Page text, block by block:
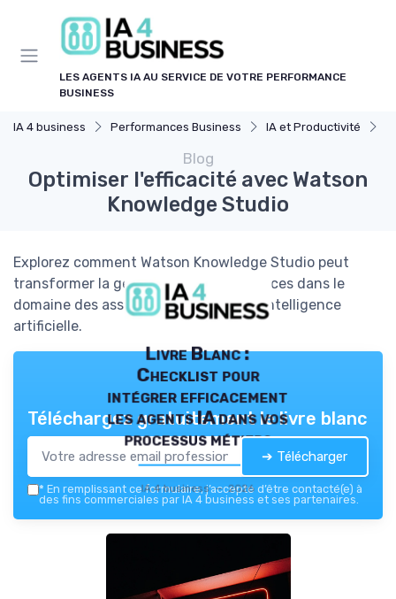
LES AGENTS IA AU SERVICE DE VOTRE PERFORMANCE
BUSINESS
IA 4 business Performances Business IA et Productivité
Blog
Optimiser l'efficacité avec Watson
Knowledge Studio
Explorez comment Watson Knowledge Studio peut
transformer la gestion des connaissances dans le
domaine des assistants et agents en intelligence
artificielle.
Livre Blanc :
Checklist pour
intégrer efficacement
les agents IA dans vos
processus métiers
IA 4 business — 2026
Téléchargez gratuitement le livre blanc
➔ Télécharger
* En remplissant ce formulaire, j’accepte d’être contacté(e) à
des fins commerciales par IA 4 business et ses partenaires.